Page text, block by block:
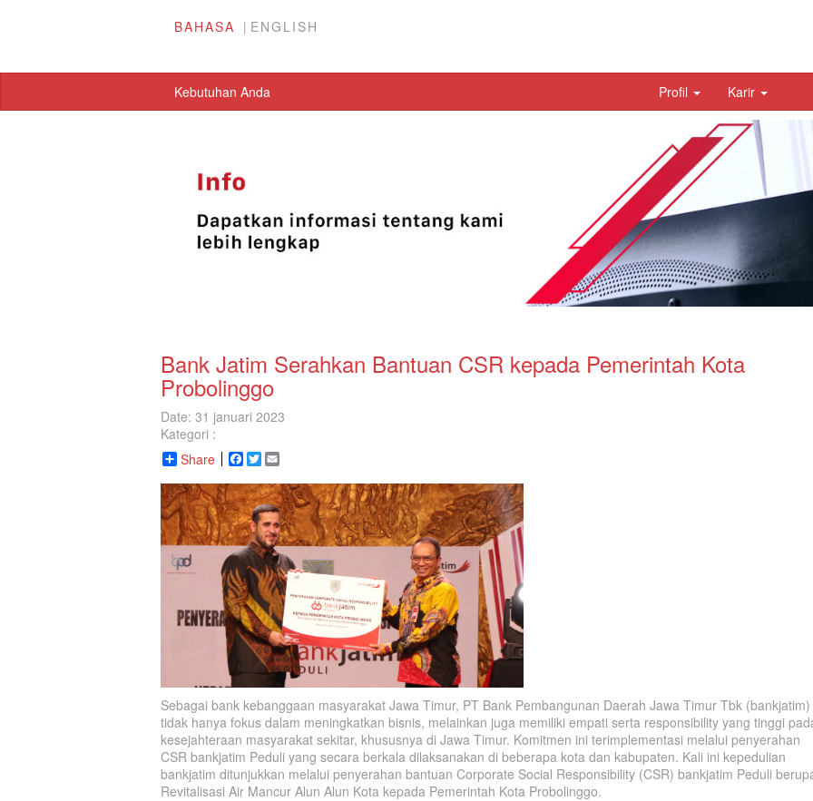
BAHASA ENGLISH
Kebutuhan Anda Profil Karir
Bank Jatim Serahkan Bantuan CSR kepada Pemerintah Kota
Probolinggo
Date: 31 januari 2023
Kategori :
Share
Facebook
Twitter
Sebagai bank kebanggaan masyarakat Jawa Timur, PT Bank Pembangunan Daerah Jawa Timur Tbk (bankjatim)
tidak hanya fokus dalam meningkatkan bisnis, melainkan juga memiliki empati serta responsibility yang tinggi
kesejahteraan masyarakat sekitar, khususnya di Jawa Timur. Komitmen ini terimplementasi melalui penyerahan
CSR bankjatim Peduli yang secara berkala dilaksanakan di beberapa kota dan kabupaten. Kali ini kepedulian
bankjatim ditunjukkan melalui penyerahan bantuan Corporate Social Responsibility (CSR) bankjatim Peduli
Revitalisasi Air Mancur Alun Alun Kota kepada Pemerintah Kota Probolinggo.